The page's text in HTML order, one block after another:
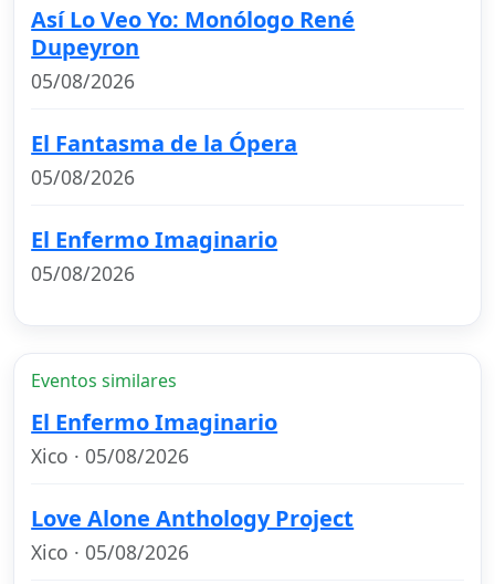
Así Lo Veo Yo: Monólogo René
Dupeyron
05/08/2026
El Fantasma de la Ópera
05/08/2026
El Enfermo Imaginario
05/08/2026
Eventos similares
El Enfermo Imaginario
Xico · 05/08/2026
Love Alone Anthology Project
Xico · 05/08/2026